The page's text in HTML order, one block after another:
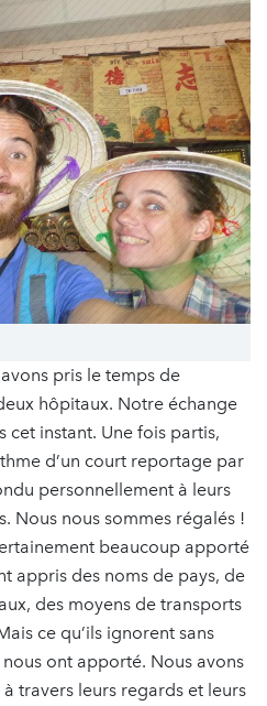
pris le temps de
hôpitaux. Notre échange
cet instant. Une fois partis,
d’un court reportage par
personnellement à leurs
Nous nous sommes régalés !
beaucoup apporté
appris des noms de pays, de
des moyens de transports
ce qu’ils ignorent sans
nous ont apporté. Nous avons
travers leurs regards et leurs